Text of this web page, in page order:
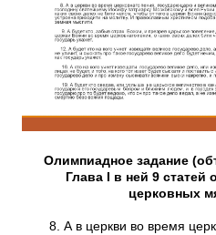
Олимпиадное задание
Глава I в ней 9 статей
церковных
8. А в церкви во время